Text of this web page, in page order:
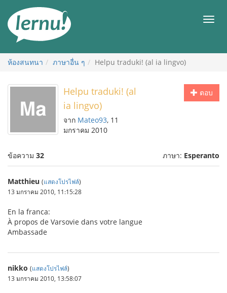
สารบัญ
เมนู
ห้องสนทนา ภาษาอื่น ๆ Helpu traduki! (al ia lingvo)
ตอบ
Helpu traduki! (al
ia lingvo)
จาก Mateo93, 11
มกราคม 2010
ข้อความ 32 ภาษา: Esperanto
Matthieu (แสดงโปรไฟล์)
13 มกราคม 2010, 11:15:28
En la franca:
À propos de Varsovie dans votre langue
Ambassade
nikko (แสดงโปรไฟล์)
13 มกราคม 2010, 13:58:07